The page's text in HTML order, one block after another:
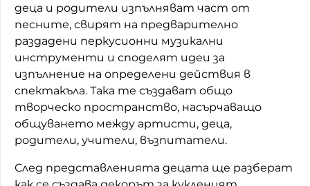
деца и родители изпълняват част от
песните, свирят на предварително
раздадени перкусионни музикални
инструменти и споделят идеи за
изпълнение на определени действия в
спектакъла. Така те създават общо
творческо пространство, насърчаващо
общуването между артисти, деца,
родители, учители, възпитатели.
След представленията децата ще разберат